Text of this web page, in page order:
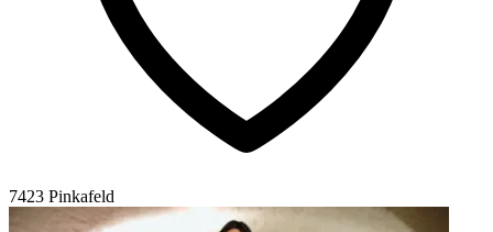
7423 Pinkafeld